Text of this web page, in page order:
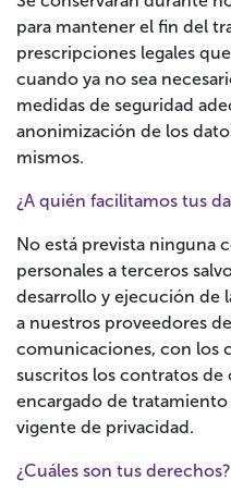
para mantener el fin del
prescripciones legales
cuando ya no sea
medidas de seguridad
anonimización de los
mismos.
¿A quién facilitamos tus
No está prevista ninguna
personales a terceros
desarrollo y ejecución de
a nuestros proveedores
comunicaciones, con los
suscritos los contratos
encargado de
vigente de privacidad.
¿Cuáles son tus derechos?